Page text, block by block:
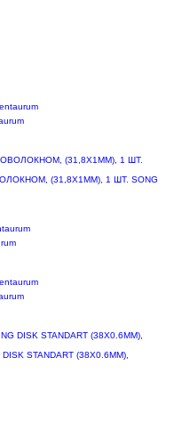
(31,8Х1ММ), 1 ШТ. SONG
STANDART (38X0.6ММ),